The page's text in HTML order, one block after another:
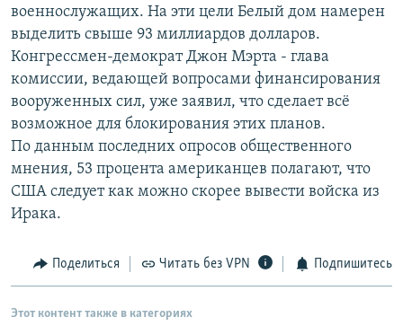
ПОДПИШИТЕСЬ НА РАССЫЛКУ
СОЦИАЛЬНЫЕ СЕТИ
Все сайты РСЕ/РС
военнослужащих. На эти цели Белый дом намерен
выделить свыше 93 миллиардов долларов.
Конгрессмен-демократ Джон Мэрта - глава
комиссии, ведающей вопросами финансирования
вооруженных сил, уже заявил, что сделает всё
возможное для блокирования этих планов.
По данным последних опросов общественного
мнения, 53 процента американцев полагают, что
США следует как можно скорее вывести войска из
Ирака.
Поделиться Читать без VPN Подпишитесь
Этот контент также в категориях